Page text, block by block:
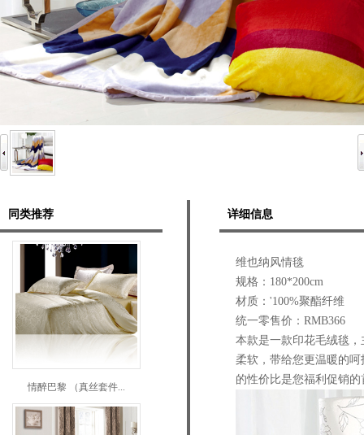
同类推荐
情醉巴黎 （真丝套件...
详细信息
维也纳风情毯
规格：180*200cm
材质：'100%聚酯纤维
统一零售价：RMB366
本款是一款印花毛绒毯
柔软，带给您更温暖的
的性价比是您福利促销